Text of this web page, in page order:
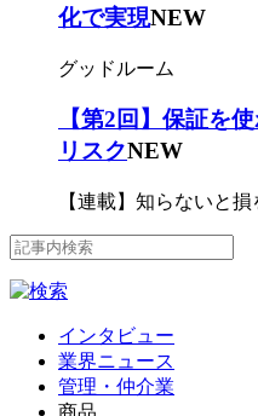
化で実現NEW
グッドルーム
【第2回】保証を
リスクNEW
【連載】知らないと
インタビュー
業界ニュース
管理・仲介業
商品